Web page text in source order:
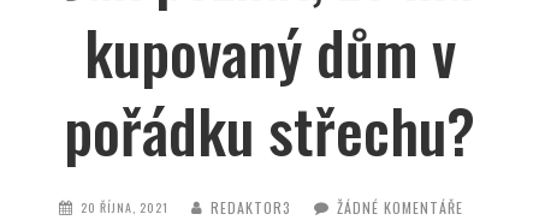
kupovaný dům v
pořádku střechu?
20 ŘÍJNA, 2021 REDAKTOR3 ŽÁDNÉ KOMENTÁŘE